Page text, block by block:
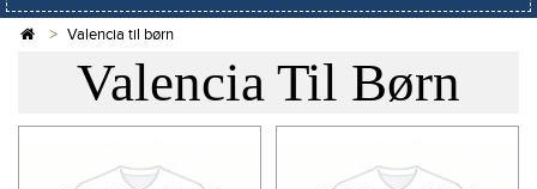
Valencia til børn
Valencia Til Børn